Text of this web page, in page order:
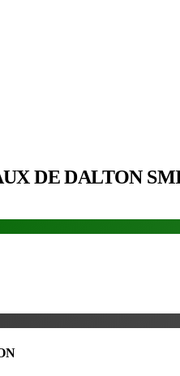
DE DALTON